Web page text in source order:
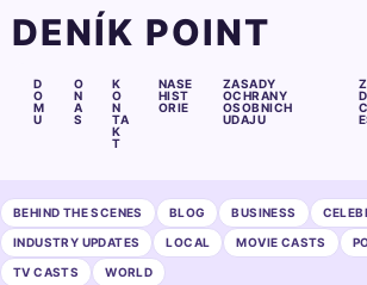
DENÍK POINT
D
O
M
U
O
N
A
S
K
O
N
TA
K
T
NASE
HIST
ORIE
ZASADY
OCHRANY
OSOBNICH
UDAJU
BEHIND THE SCENES BLOG BUSINESS
INDUSTRY UPDATES LOCAL MOVIE CASTS
TV CASTS WORLD